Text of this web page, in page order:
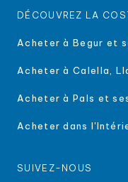
DÉCOUVREZ LA
Acheter à Begur et
Acheter à Calella,
Acheter à Pals et
Acheter dans
SUIVEZ-NOUS